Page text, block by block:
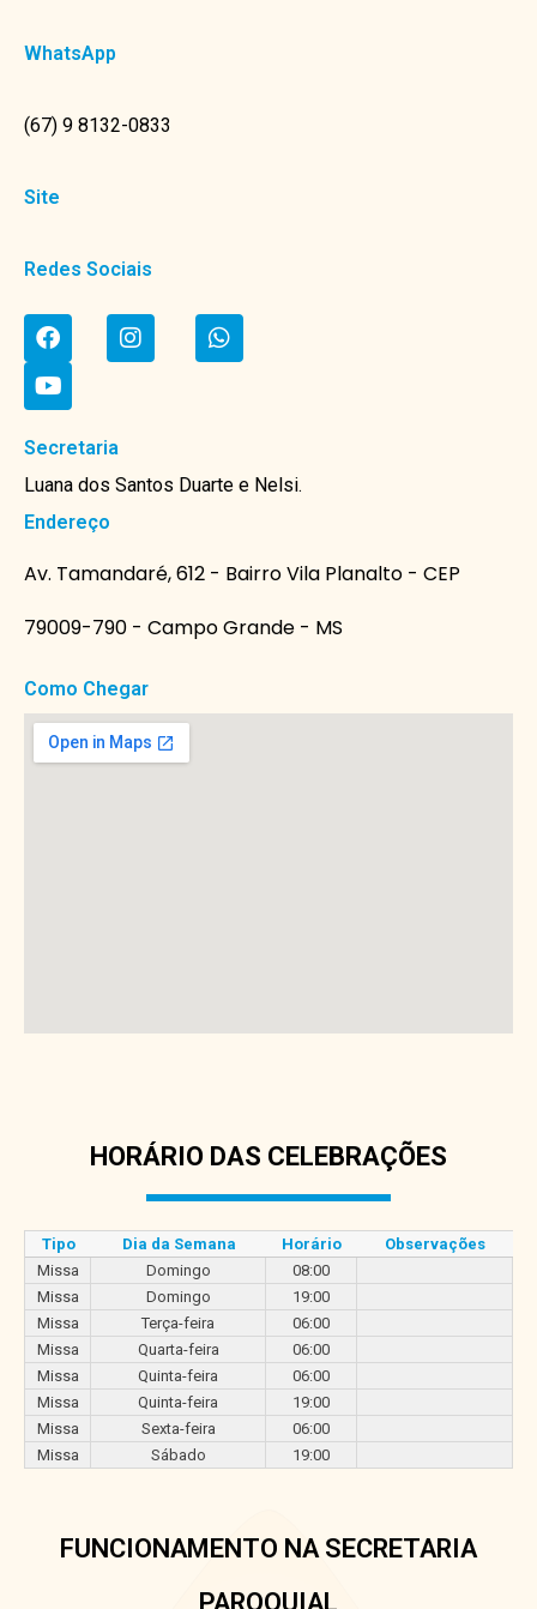
WhatsApp
(67) 9 8132-0833
Site
Redes Sociais
Secretaria
Luana dos Santos Duarte e Nelsi.
Endereço
Av. Tamandaré, 612 - Bairro Vila Planalto - CEP
79009-790 - Campo Grande - MS
Como Chegar
HORÁRIO DAS CELEBRAÇÕES
Tipo Dia da Semana Horário
Observações
Missa
Domingo
08:00
Missa
Domingo
19:00
Missa
Terça-feira
06:00
Missa
Quarta-feira
06:00
Missa
Quinta-feira
06:00
Missa
Quinta-feira
19:00
Missa
Sexta-feira
06:00
Missa
Sábado 19:00
FUNCIONAMENTO NA SECRETARIA
PAROQUIAL